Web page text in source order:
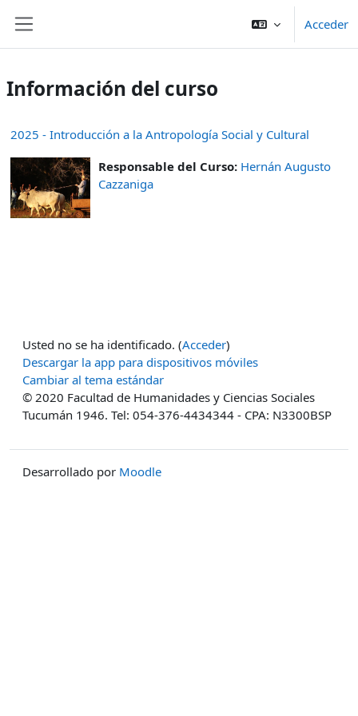
Acceder
Información del curso
2025 - Introducción a la Antropología Social y Cultural
Responsable del Curso: Hernán Augusto
Cazzaniga
Usted no se ha identificado. (Acceder)
Descargar la app para dispositivos móviles
Cambiar al tema estándar
© 2020 Facultad de Humanidades y Ciencias Sociales
Tucumán 1946. Tel: 054-376-4434344 - CPA: N3300BSP
Desarrollado por Moodle